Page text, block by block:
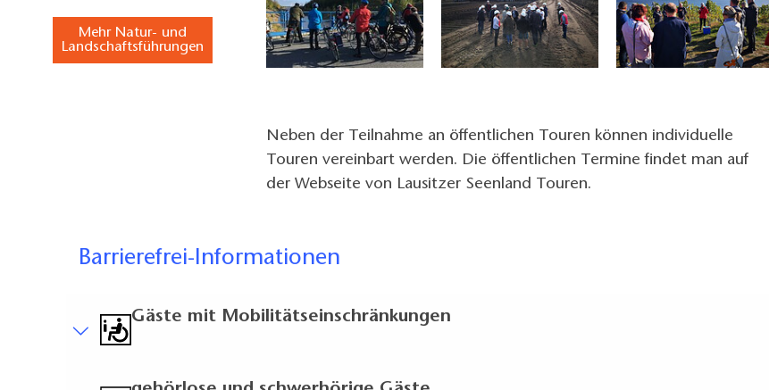
Mehr Natur- und
Landschaftsführungen
Neben der Teilnahme an öffentlichen Touren können individuelle
Touren vereinbart werden. Die öffentlichen Termine findet man auf
der Webseite von Lausitzer Seenland Touren.
Barrierefrei-Informationen
Gäste mit Mobilitätseinschränkungen